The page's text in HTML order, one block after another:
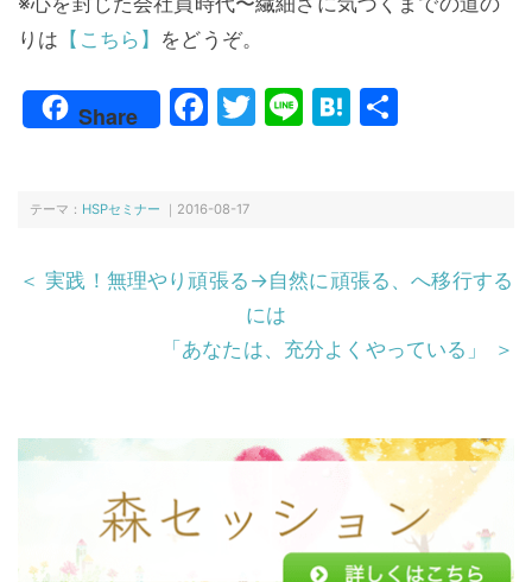
りは 【こちら】 をどうぞ。
Share
F
e
o
o
k
T
Li H
テーマ： HSPセミナー ｜2016-08-17
＜ 実践！無理やり頑張る→自然に頑張る、へ移行する
には
「あなたは、充分よくやっている」 ＞